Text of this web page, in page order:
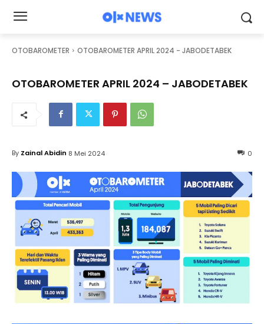
OTOBAROMETER OTOBAROMETER APRIL 2024 - JABODETABEK
OTOBAROMETER APRIL 2024 – JABODETABEK
0
By Zainal Abidin 8 Mei 2024